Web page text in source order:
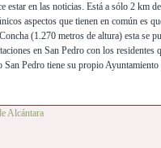
estar en las noticias. Está a sólo 2 km
aspectos que tienen en común es
(1.270 metros de altura) esta se
en San Pedro con los residentes
San Pedro tiene su propio
Alcántara